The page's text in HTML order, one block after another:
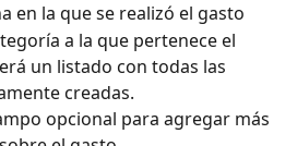
en la que se realizó el gasto
a la que pertenece el
un listado con todas las
creadas.
opcional para agregar más